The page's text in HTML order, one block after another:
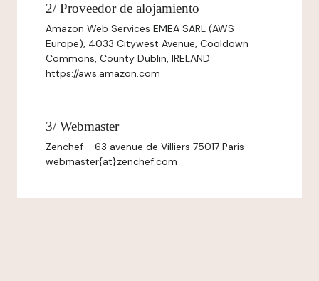
2/ Proveedor de alojamiento
Amazon Web Services EMEA SARL (AWS
Europe), 4033 Citywest Avenue, Cooldown
Commons, County Dublin, IRELAND
https://aws.amazon.com
3/ Webmaster
Zenchef - 63 avenue de Villiers 75017 Paris –
webmaster{at}zenchef.com